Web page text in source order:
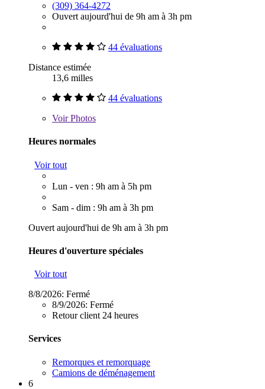
(309) 364-4272
Ouvert aujourd'hui de 9h am à 3h pm
44 évaluations
Distance estimée
13,6 milles
44 évaluations
VoirPhotos
Heures normales
Voir tout
Lun - ven : 9h am à 5h pm
Sam - dim : 9h am à 3h pm
Ouvert aujourd'hui de 9h am à 3h pm
Heures d'ouverture spéciales
Voir tout
8/8/2026: Fermé
8/9/2026: Fermé
Retour client 24 heures
Services
Remorques et remorquage
Camions de déménagement
6